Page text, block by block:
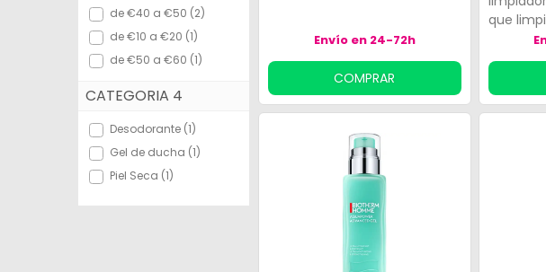
Más vendidos
de €40 a €50 (2)
de €10 a €20 (1)
de €50 a €60 (1)
CATEGORIA 4
Desodorante (1)
Gel de ducha (1)
Piel Seca (1)
Envío en 24-72h
COMPRAR
que
con
su